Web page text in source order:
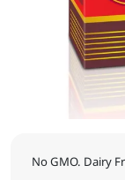
No GMO. Dairy